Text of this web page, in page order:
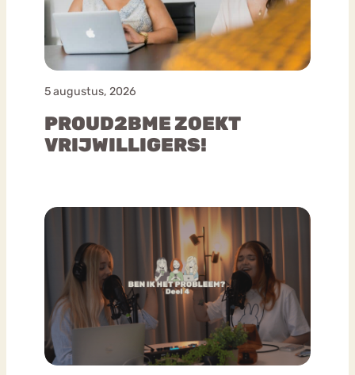
5 augustus, 2026
PROUD2BME ZOEKT
VRIJWILLIGERS!